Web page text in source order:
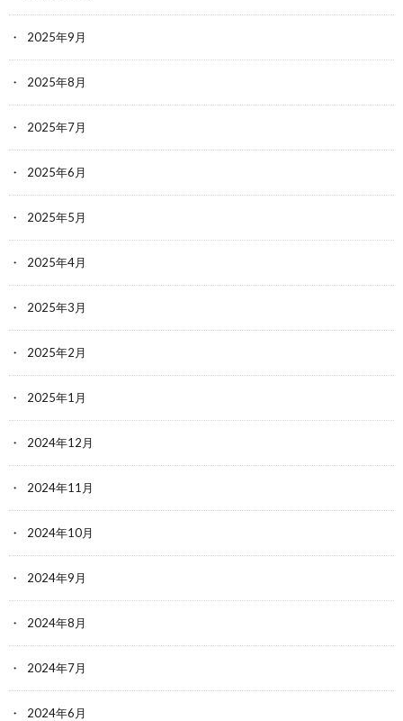
2025年9月
2025年8月
2025年7月
2025年6月
2025年5月
2025年4月
2025年3月
2025年2月
2025年1月
2024年12月
2024年11月
2024年10月
2024年9月
2024年8月
2024年7月
2024年6月